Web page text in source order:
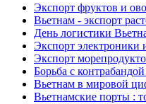
Экспорт фруктов и
Вьетнам - экспорт
День логистики
Экспорт электроники
Экспорт
Борьба с
Вьетнам в мировой
Вьетнамские порты :